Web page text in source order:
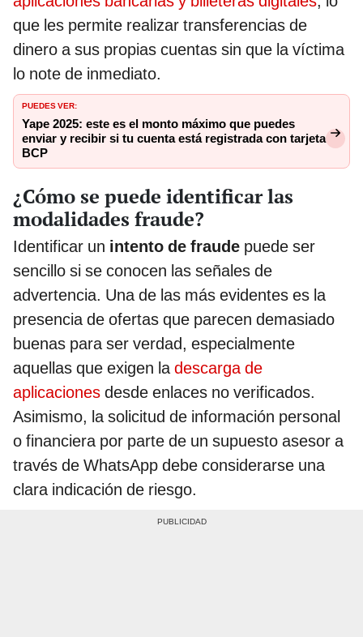
que les permite realizar transferencias de
dinero a sus propias cuentas sin que la víctima
lo note de inmediato.
PUEDES VER:
Yape 2025: este es el monto máximo que puedes
enviar y recibir si tu cuenta está registrada con tarjeta
BCP
¿Cómo se puede identificar las
modalidades fraude?
Identificar un intento de fraude puede ser
sencillo si se conocen las señales de
advertencia. Una de las más evidentes es la
presencia de ofertas que parecen demasiado
buenas para ser verdad, especialmente
aquellas que exigen ladescarga de
aplicaciones desde enlaces no verificados.
Asimismo, la solicitud de información personal
o financiera por parte de un supuesto asesor a
través de WhatsApp debe considerarse una
clara indicación de riesgo.